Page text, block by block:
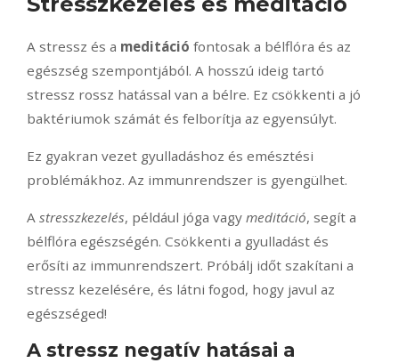
A stressz és a meditáció fontosak a bélflóra és az
egészség szempontjából. A hosszú ideig tartó
stressz rossz hatással van a bélre. Ez csökkenti a jó
baktériumok számát és felborítja az egyensúlyt.
Ez gyakran vezet gyulladáshoz és emésztési
problémákhoz. Az immunrendszer is gyengülhet.
A stresszkezelés, például jóga vagy meditáció, segít a
bélflóra egészségén. Csökkenti a gyulladást és
erősíti az immunrendszert. Próbálj időt szakítani a
stressz kezelésére, és látni fogod, hogy javul az
egészséged!
A stressz negatív hatásai a